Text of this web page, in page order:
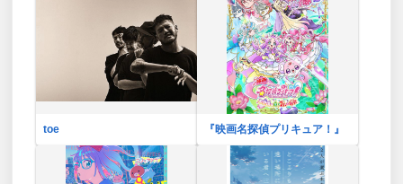
toe 『映画名探偵プリキュア！』